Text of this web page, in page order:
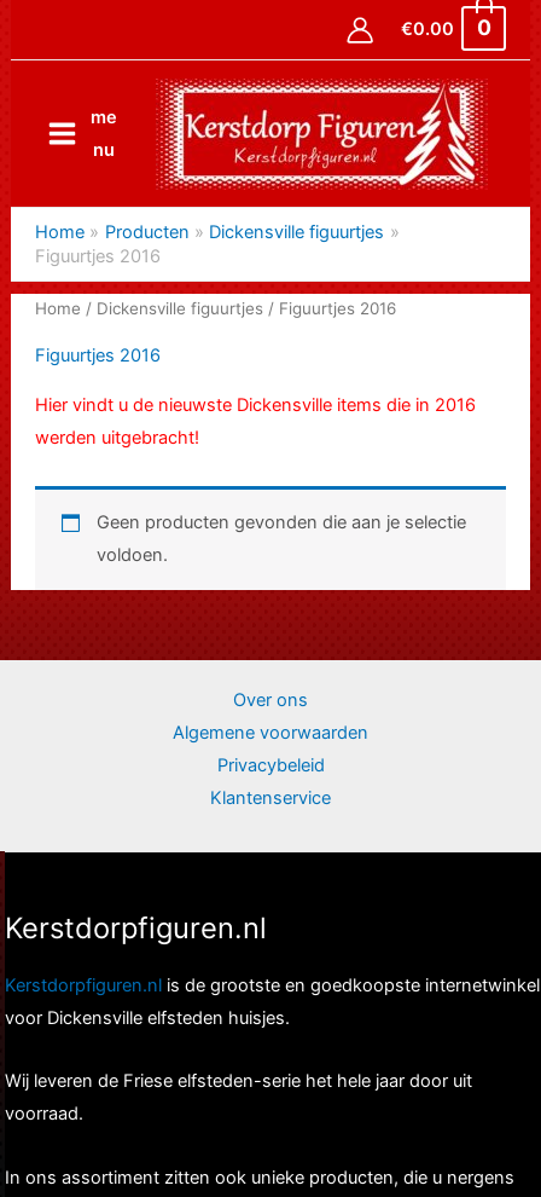
€0.00 0
me
nu
Home Producten
Dickensville figuurtjes
Figuurtjes 2016
Home / Dickensville figuurtjes/ Figuurtjes 2016
Figuurtjes 2016
Hier vindt u de nieuwste Dickensville items die in 2016
werden uitgebracht!
Geen producten gevonden die aan je selectie
voldoen.
Over ons
Algemene voorwaarden
Privacybeleid
Klantenservice
Kerstdorpfiguren.nl
Kerstdorpfiguren.nl is de grootste en goedkoopste internetwinkel
voor Dickensville elfsteden huisjes.
Wij leveren de Friese elfsteden-serie het hele jaar door uit
voorraad.
In ons assortiment zitten ook unieke producten, die u nergens